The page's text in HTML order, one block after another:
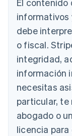
El contenido
informativos
debe
o fiscal.
integridad,
información
necesitas
particular, te
abogado o
licencia
Alemania
Deutsch
Australia
Austria
Deutsch
Bélgica
Brasil
Português